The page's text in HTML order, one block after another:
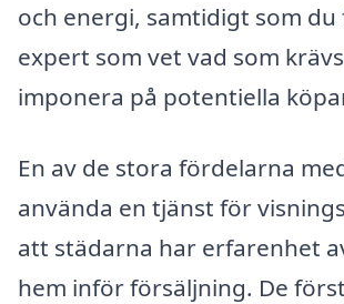
och energi, samtidigt som du
expert som vet vad som
imponera på potentiella
En av de stora fördelarna
använda en tjänst för
att städarna har erfarenhet
hem inför försäljning. De